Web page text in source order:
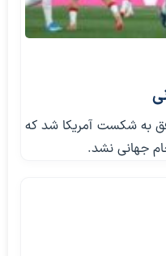
به شکست آمریکا شد که
جهانی نشد.